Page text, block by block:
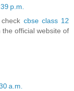
p.m.
cbse class 12
official website of
a.m.